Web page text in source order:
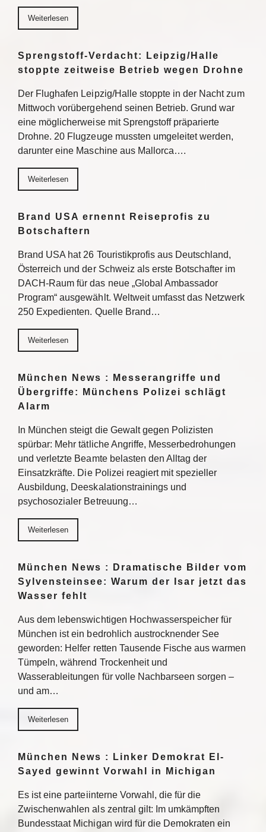
Weiterlesen
Sprengstoff-Verdacht: Leipzig/Halle
stoppte zeitweise Betrieb wegen Drohne
Der Flughafen Leipzig/Halle stoppte in der Nacht zum
Mittwoch vorübergehend seinen Betrieb. Grund war
eine möglicherweise mit Sprengstoff präparierte
Drohne. 20 Flugzeuge mussten umgeleitet werden,
darunter eine Maschine aus Mallorca….
Weiterlesen
Brand USA ernennt Reiseprofis zu
Botschaftern
Brand USA hat 26 Touristikprofis aus Deutschland,
Österreich und der Schweiz als erste Botschafter im
DACH-Raum für das neue „Global Ambassador
Program“ ausgewählt. Weltweit umfasst das Netzwerk
250 Expedienten. Quelle Brand…
Weiterlesen
München News : Messerangriffe und
Übergriffe: Münchens Polizei schlägt
Alarm
In München steigt die Gewalt gegen Polizisten
spürbar: Mehr tätliche Angriffe, Messerbedrohungen
und verletzte Beamte belasten den Alltag der
Einsatzkräfte. Die Polizei reagiert mit spezieller
Ausbildung, Deeskalationstrainings und
psychosozialer Betreuung…
Weiterlesen
München News : Dramatische Bilder vom
Sylvensteinsee: Warum der Isar jetzt das
Wasser fehlt
Aus dem lebenswichtigen Hochwasserspeicher für
München ist ein bedrohlich austrocknender See
geworden: Helfer retten Tausende Fische aus warmen
Tümpeln, während Trockenheit und
Wasserableitungen für volle Nachbarseen sorgen –
und am…
Weiterlesen
München News : Linker Demokrat El-
Sayed gewinnt Vorwahl in Michigan
Es ist eine parteiinterne Vorwahl, die für die
Zwischenwahlen als zentral gilt: Im umkämpften
Bundesstaat Michigan wird für die Demokraten ein